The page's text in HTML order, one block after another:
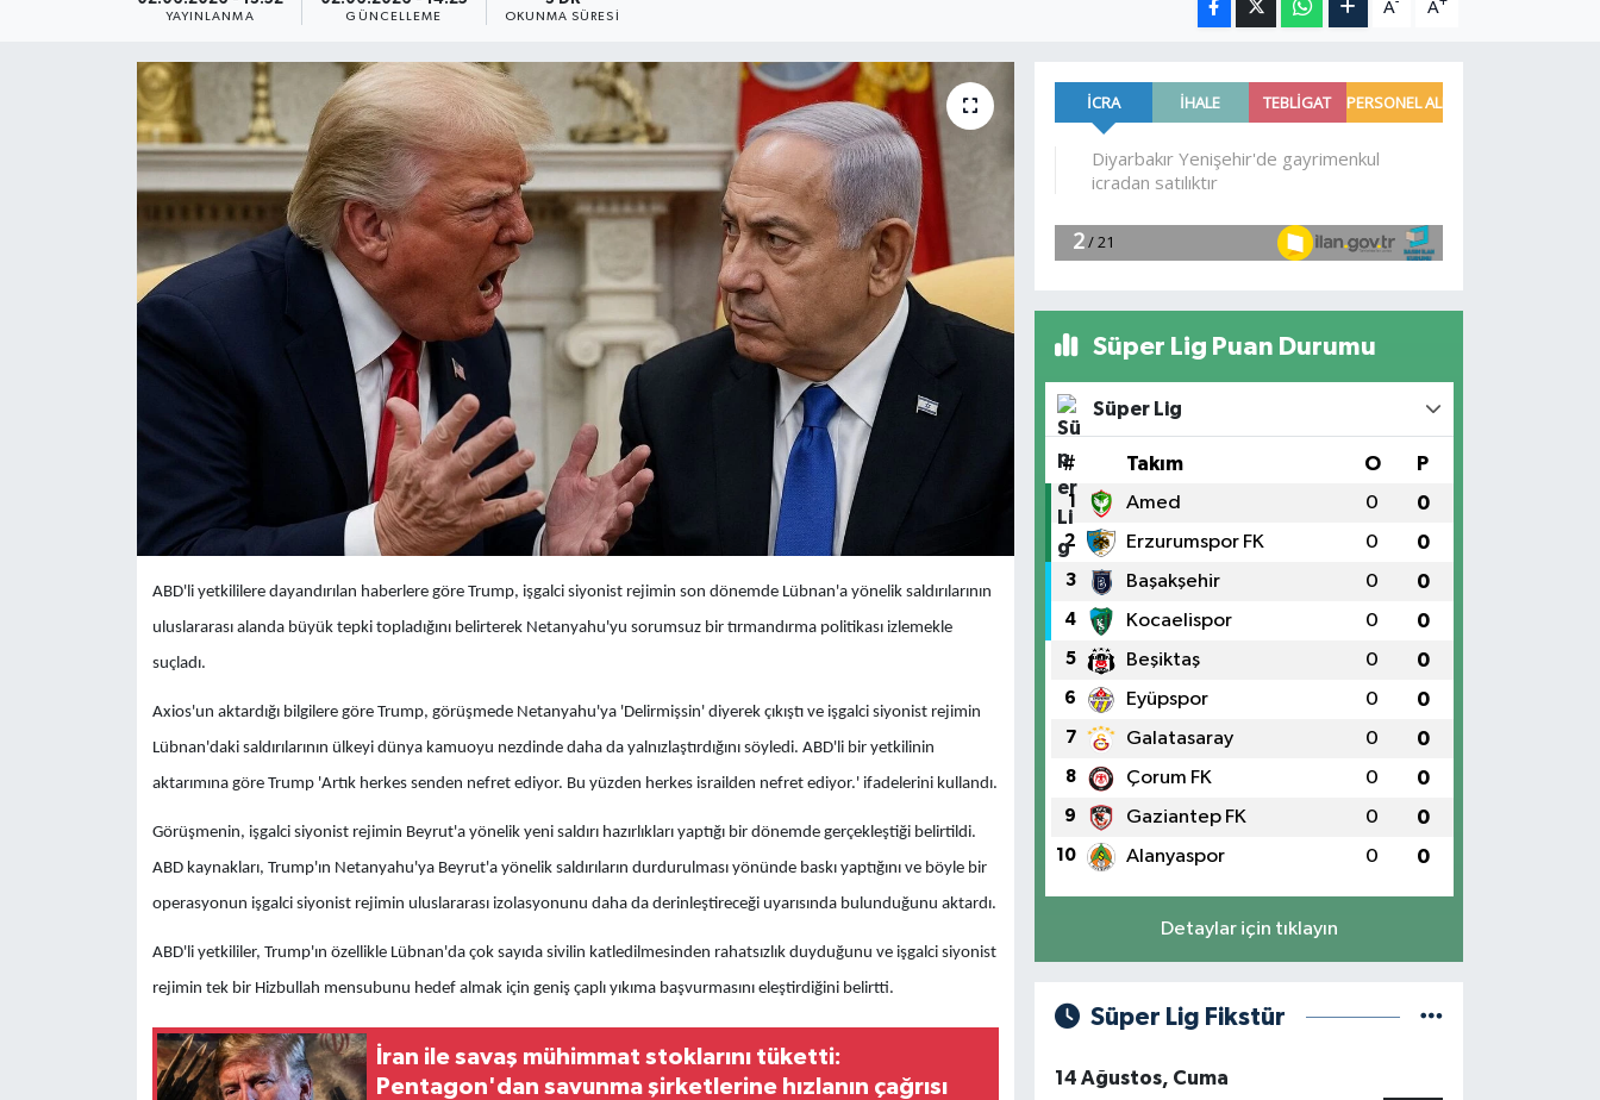
YAYINLANMA GÜNCELLEME OKUNMA SÜRESI
A A
ABD'li yetkililere dayandırılan haberlere göre Trump, işgalci siyonist rejimin son dönemde Lübnan'a yönelik saldırılarının
uluslararası alanda büyük tepki topladığını belirterek Netanyahu'yu sorumsuz bir tırmandırma politikası izlemekle
suçladı.
Axios'un aktardığı bilgilere göre Trump, görüşmede Netanyahu'ya 'Delirmişsin' diyerek çıkıştı ve işgalci siyonist rejimin
Lübnan'daki saldırılarının ülkeyi dünya kamuoyu nezdinde daha da yalnızlaştırdığını söyledi. ABD'li bir yetkilinin
aktarımına göre Trump 'Artık herkes senden nefret ediyor. Bu yüzden herkes israilden nefret ediyor.' ifadelerini kullandı.
Görüşmenin, işgalci siyonist rejimin Beyrut'a yönelik yeni saldırı hazırlıkları yaptığı bir dönemde gerçekleştiği belirtildi.
ABD kaynakları, Trump'ın Netanyahu'ya Beyrut'a yönelik saldırıların durdurulması yönünde baskı yaptığını ve böyle bir
operasyonun işgalci siyonist rejimin uluslararası izolasyonunu daha da derinleştireceği uyarısında bulunduğunu aktardı.
ABD'li yetkililer, Trump'ın özellikle Lübnan'da çok sayıda sivilin katledilmesinden rahatsızlık duyduğunu ve işgalci siyonist
rejimin tek bir Hizbullah mensubunu hedef almak için geniş çaplı yıkıma başvurmasını eleştirdiğini belirtti.
İran ile savaş mühimmat stoklarını tüketti:
Pentagon'dan savunma şirketlerine hızlanın çağrısı
Süper Lig Puan Durumu
Süper Lig
# Takım O P
1 Amed 0 0
2 Erzurumspor FK 0 0
3 Başakşehir 0 0
4 Kocaelispor 0 0
5 Beşiktaş 0 0
6 Eyüpspor 0 0
7 Galatasaray 0 0
8 Çorum FK 0 0
9 Gaziantep FK 0 0
10 Alanyaspor 0 0
Detaylar için tıklayın
Süper Lig Fikstür
14 Ağustos, Cuma
Bi̇li̇m & Teknoloji̇